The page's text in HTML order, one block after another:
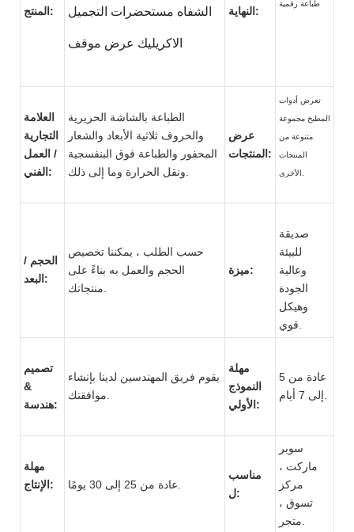
المنتج:
الشفاه مستحضرات التجميل
الاكريليك عرض موقف
النهاية:
العلامة
التجارية
/ العمل
الفني:
الطباعة بالشاشة الحريرية
والحروف ثلاثية الأبعاد والشعار
المحفور والطباعة فوق البنفسجية
عرض
المنتجات:
تعرض أدوات
المطبخ مجموعة
متنوعة من
المنتجات
الحجم /
البعد:
حسب الطلب ، يمكننا تخصيص
الحجم والعمل به بناءً على
ميزة:
صديقة
للبيئة
وعالية
الجودة
وهيكل
تصميم
&
هندسة:
يقوم فريق المهندسين لدينا بإنشاء
مهلة
النموذج
الأولي:
عادة من 5
مهلة
الإنتاج:
مناسب
ل:
سوبر
ماركت ،
مركز
تسوق ،